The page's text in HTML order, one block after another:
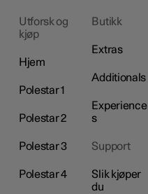
Utforsk og
kjøp
Hjem
Polestar 1
Polestar 2
Polestar 3
Polestar 4
Butikk
Extras
Additionals
Experience
s
Support
Slik kjøper
du